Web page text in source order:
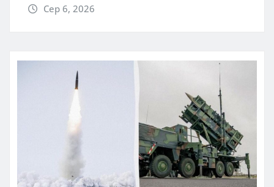
Сер 6, 2026